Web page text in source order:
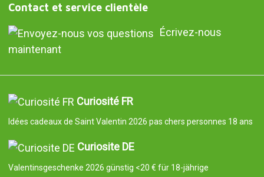
Contact et service clientèle
Écrivez-nous
maintenant
Curiosité FR
Idées cadeaux de Saint Valentin 2026 pas chers personnes 18 ans
Curiosite DE
Valentinsgeschenke 2026 günstig <20 € für 18-jährige